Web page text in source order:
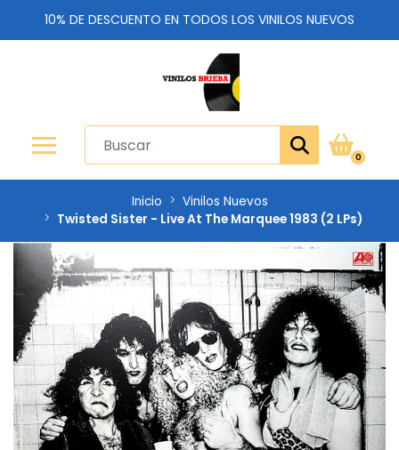
10% DE DESCUENTO EN TODOS LOS VINILOS NUEVOS
0
Inicio
Vinilos Nuevos
Twisted Sister - Live At The Marquee 1983 (2 LPs)